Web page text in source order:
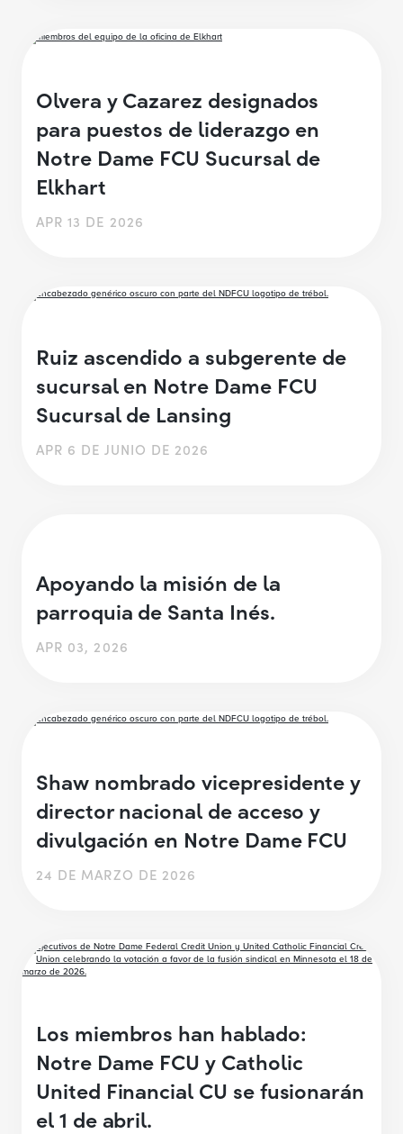
Olvera y Cazarez designados
para puestos de liderazgo en
Notre Dame FCU Sucursal de
Elkhart
APR 13 DE 2026
Ruiz ascendido a subgerente de
sucursal en Notre Dame FCU
Sucursal de Lansing
APR 6 DE JUNIO DE 2026
Apoyando la misión de la
parroquia de Santa Inés.
APR 03, 2026
Shaw nombrado vicepresidente y
director nacional de acceso y
divulgación en Notre Dame FCU
24 DE MARZO DE 2026
Los miembros han hablado:
Notre Dame FCU y Catholic
United Financial CU se fusionarán
el 1 de abril.